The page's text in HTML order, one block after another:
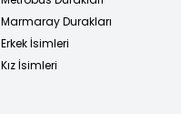
Marmaray Durakları
Erkek İsimleri
Kız İsimleri